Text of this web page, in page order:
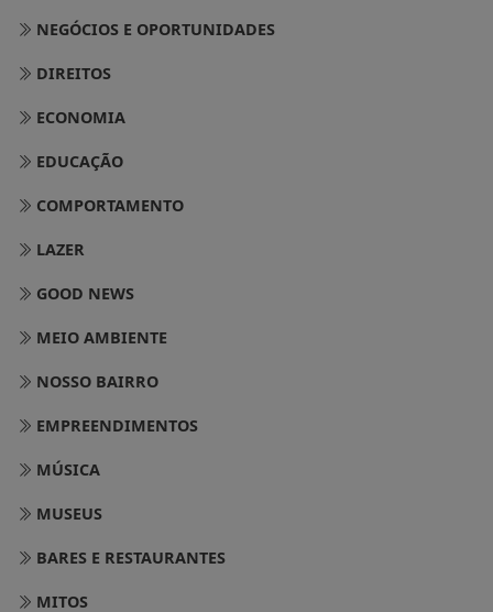
NEGÓCIOS E OPORTUNIDADES
DIREITOS
ECONOMIA
EDUCAÇÃO
COMPORTAMENTO
LAZER
GOOD NEWS
MEIO AMBIENTE
NOSSO BAIRRO
EMPREENDIMENTOS
MÚSICA
MUSEUS
BARES E RESTAURANTES
MITOS